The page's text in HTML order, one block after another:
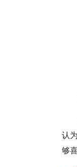
认
够